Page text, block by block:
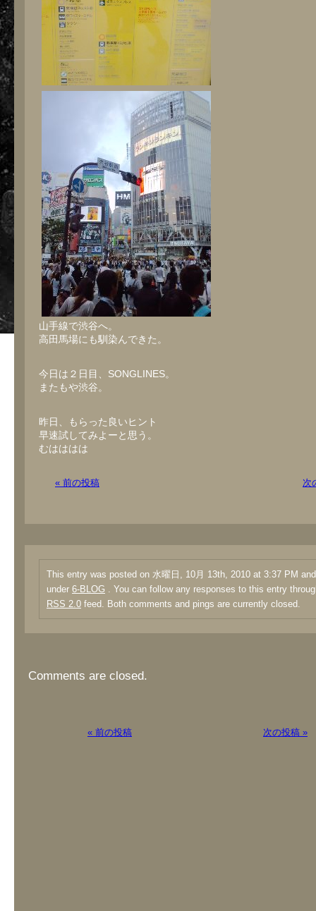
山手線で渋谷へ。
高田馬場にも馴染んできた。
今日は２日目、SONGLINES。
またもや渋谷。
昨日、もらった良いヒント
早速試してみよーと思う。
むはははは
« 前の投稿 次
This entry was posted on 水曜日, 10月 13th, 2010 at 3:37 PM
under 6-BLOG . You can follow any responses to this entry
RSS 2.0 feed. Both comments and pings are currently closed.
Comments are closed.
« 前の投稿 次の投稿 »